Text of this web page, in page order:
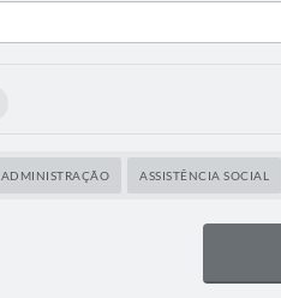
ADMINISTRAÇÃO ASSISTÊNCIA SOCIAL